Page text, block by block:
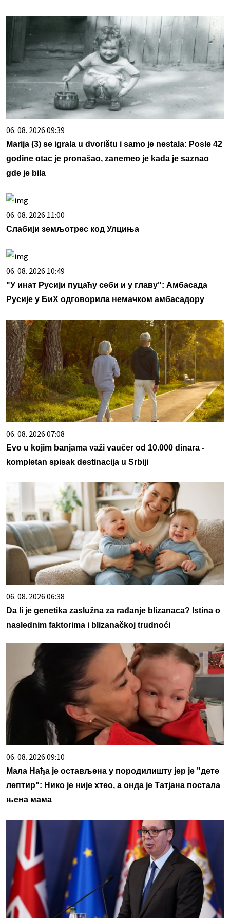
06. 08. 2026 09:39
Marija (3) se igrala u dvorištu i samo je nestala: Posle 42
godine otac je pronašao, zanemeo je kada je saznao
gde je bila
06. 08. 2026 11:00
Слабији земљотрес код Улциња
06. 08. 2026 10:49
"У инат Русији пуцаћу себи и у главу": Амбасада
Русије у БиХ одговорила немачком амбасадору
06. 08. 2026 07:08
Evo u kojim banjama važi vaučer od 10.000 dinara -
kompletan spisak destinacija u Srbiji
06. 08. 2026 06:38
Da li je genetika zaslužna za rađanje blizanaca? Istina o
naslednim faktorima i blizanačkoj trudnoći
06. 08. 2026 09:10
Мала Нађа је остављена у породилишту јер је "дете
лептир": Нико је није хтео, а онда је Татјана постала
њена мама